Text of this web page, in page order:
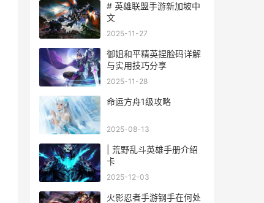
# 英雄联盟手游新加坡中
文
2025-11-27
御姐和平精英捏脸码详解
与实用技巧分享
2025-11-28
命运方舟1级攻略
2025-08-13
| 荒野乱斗英雄手册介绍
卡
2025-12-03
火影忍者手游钢手在何处